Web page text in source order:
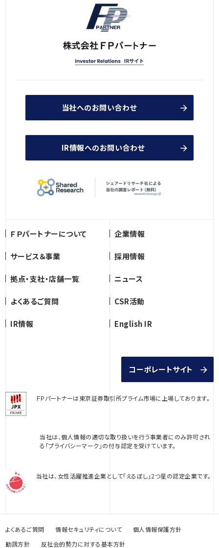
当社へのお問い合わせ
IR情報へのお問い合わせ
ＦＰパートナーについて 企業情報
サービス＆事業 採用情報
拠点・支社・店舗一覧 ニュース
よくあるご質問 CSR活動
IR情報 English IR
コーポレートサイト
ＦＰパートナーは東京証券取引所プライム市場に上場しております。
当社は、個人情報の適切な取り扱いを行う事業者にのみ許可され
る「プライバシーマーク」の付与認定を受けています。
当社は、女性活躍推進企業として「えるぼし」2つ星の認定企業です。
よくあるご質問 情報セキュリティについて
個人情報保護方針
勧誘方針
反社会的勢力に対する基本方針